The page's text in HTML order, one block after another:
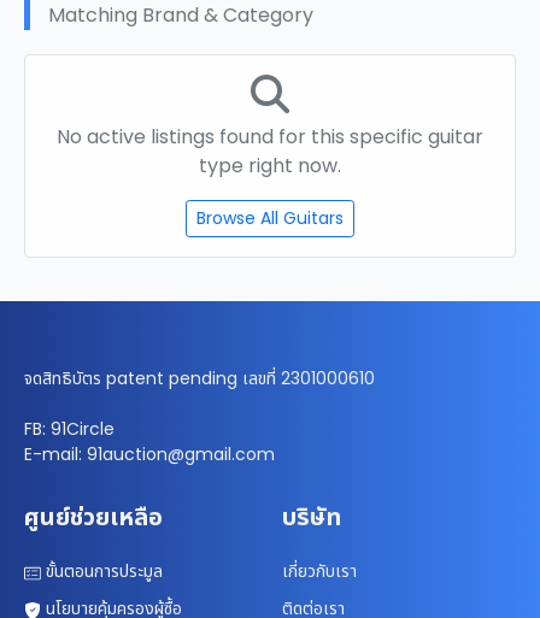
Matching Brand & Category
No active listings found for this specific guitar
type right now.
Browse All Guitars
จดสิทธิบัตร patent pending เลขที่ 2301000610
FB: 91Circle
E-mail: 91auction@gmail.com
ศูนย์ช่วยเหลือ
ขั้นตอนการประมูล
นโยบายคุ้มครองผู้ซื้อ
บริษัท
เกี่ยวกับเรา
ติดต่อเรา